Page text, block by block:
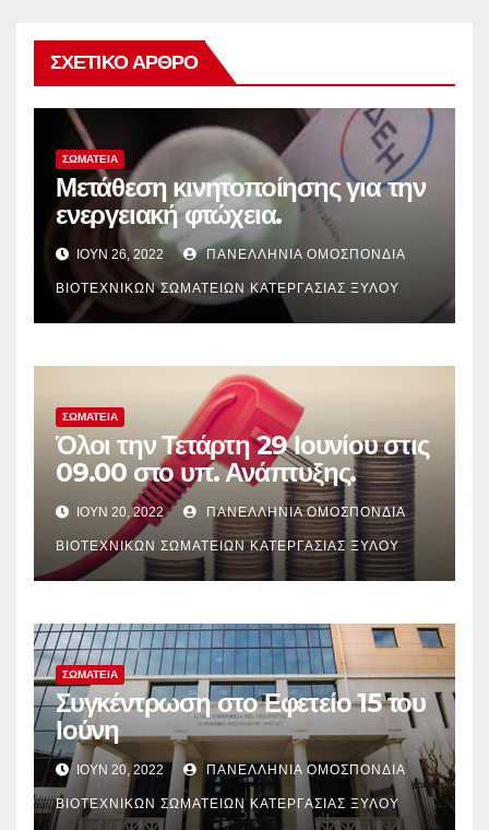
ΣΧΕΤΙΚΌ ΆΡΘΡΟ
ΣΩΜΑΤΕΊΑ
Μετάθεση κινητοποίησης για την
ενεργειακή φτώχεια.
ΙΟΎΝ 26, 2022 ΠΑΝΕΛΛΉΝΙΑ ΟΜΟΣΠΟΝΔΊΑ
ΒΙΟΤΕΧΝΙΚΏΝ ΣΩΜΑΤΕΊΩΝ ΚΑΤΕΡΓΑΣΊΑΣ ΞΎΛΟΥ
ΣΩΜΑΤΕΊΑ
Όλοι την Τετάρτη 29 Ιουνίου στις
09.00 στο υπ. Ανάπτυξης.
ΙΟΎΝ 20, 2022 ΠΑΝΕΛΛΉΝΙΑ ΟΜΟΣΠΟΝΔΊΑ
ΒΙΟΤΕΧΝΙΚΏΝ ΣΩΜΑΤΕΊΩΝ ΚΑΤΕΡΓΑΣΊΑΣ ΞΎΛΟΥ
ΣΩΜΑΤΕΊΑ
Συγκέντρωση στο Εφετείο 15 του
Ιούνη
ΙΟΎΝ 20, 2022 ΠΑΝΕΛΛΉΝΙΑ ΟΜΟΣΠΟΝΔΊΑ
ΒΙΟΤΕΧΝΙΚΏΝ ΣΩΜΑΤΕΊΩΝ ΚΑΤΕΡΓΑΣΊΑΣ ΞΎΛΟΥ